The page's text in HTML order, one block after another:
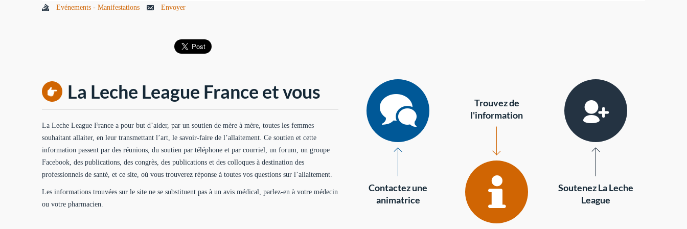
Evénements - Manifestations Envoyer
La Leche League France et vous
La Leche League France a pour but d’aider, par un soutien de mère à mère, toutes les femmes
souhaitant allaiter, en leur transmettant l’art, le savoir-faire de l’allaitement. Ce soutien et cette
information passent par des réunions, du soutien par téléphone et par courriel, un forum, un groupe
Facebook, des publications, des congrès, des publications et des colloques à destination des
professionnels de santé, et ce site, où vous trouverez réponse à toutes vos questions sur l’allaitement.
Les informations trouvées sur le site ne se substituent pas à un avis médical, parlez-en à votre médecin
ou votre pharmacien.
Contactez une
animatrice
Trouvez de
l'information
Soutenez La Leche
League